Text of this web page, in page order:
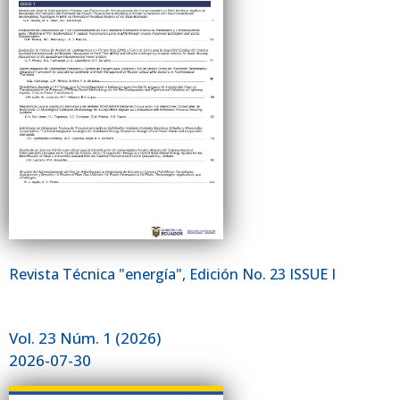
Revista Técnica "energía", Edición No. 23 ISSUE I
Vol. 23 Núm. 1 (2026)
2026-07-30